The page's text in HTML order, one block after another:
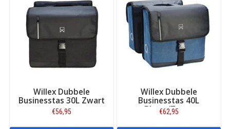
Willex Dubbele
Businesstas 30L Zwart
€56,95
Willex Dubbele
Businesstas 40L
Blauw/Zwart
€62,95